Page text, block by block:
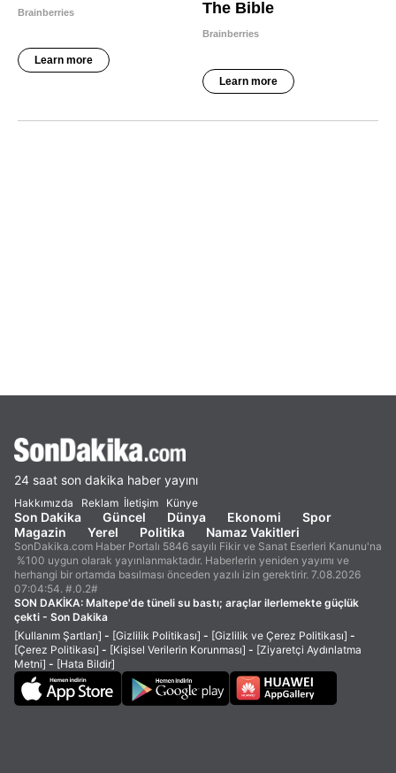
24 saat son dakika haber yayını
Hakkımızda Reklam İletişim Künye
Son Dakika Güncel Dünya Ekonomi
Spor
Magazin
Yerel Politika Namaz Vakitleri
SonDakika.com Haber Portalı 5846 sayılı Fikir ve Sanat Eserleri Kanunu'na
%100 uygun olarak yayınlanmaktadır. Haberlerin yeniden yayımı ve
herhangi bir ortamda basılması önceden yazılı izin gerektirir. 7.08.2026
07:04:54. #.0.2#
SON DAKİKA: Maltepe'de tüneli su bastı; araçlar ilerlemekte güçlük
çekti - Son Dakika
[Kullanım Şartları] - [Gizlilik Politikası] - [Gizlilik ve Çerez Politikası] -
[Çerez Politikası] - [Kişisel Verilerin Korunması] - [Ziyaretçi Aydınlatma
Metni] - [Hata Bildir]